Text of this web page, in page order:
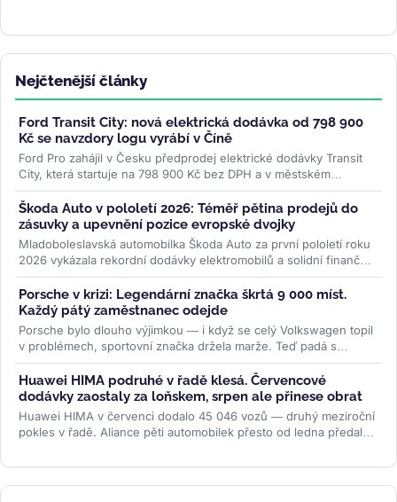
Nejčtenější články
Ford Transit City: nová elektrická dodávka od 798 900
Kč se navzdory logu vyrábí v Číně
Ford Pro zahájil v Česku předprodej elektrické dodávky Transit
City, která startuje na 798 900 Kč bez DPH a v městském
provozu ujede až 381...>>
Škoda Auto v pololetí 2026: Téměř pětina prodejů do
zásuvky a upevnění pozice evropské dvojky
Mladoboleslavská automobilka Škoda Auto za první pololetí roku
2026 vykázala rekordní dodávky elektromobilů a solidní finanční
výsledky....>>
Porsche v krizi: Legendární značka škrtá 9 000 míst.
Každý pátý zaměstnanec odejde
Porsche bylo dlouho výjimkou — i když se celý Volkswagen topil
v problémech, sportovní značka držela marže. Teď padá s
ostatními. Do...>>
Huawei HIMA podruhé v řadě klesá. Červencové
dodávky zaostaly za loňskem, srpen ale přinese obrat
Huawei HIMA v červenci dodalo 45 046 vozů — druhý meziroční
pokles v řadě. Aliance pěti automobilek přesto od ledna předala